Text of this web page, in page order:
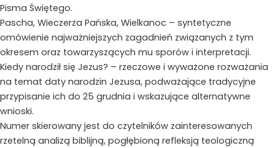
Pisma Świętego.
Pascha, Wieczerza Pańska, Wielkanoc – syntetyczne
omówienie najważniejszych zagadnień związanych z tym
okresem oraz towarzyszących mu sporów i interpretacji.
Kiedy narodził się Jezus? – rzeczowe i wyważone rozważania
na temat daty narodzin Jezusa, podważające tradycyjne
przypisanie ich do 25 grudnia i wskazujące alternatywne
wnioski.
Numer skierowany jest do czytelników zainteresowanych
rzetelną analizą biblijną, pogłębioną refleksją teologiczną